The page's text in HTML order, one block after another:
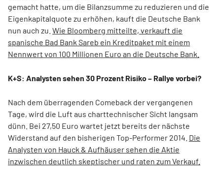
gemacht hatte, um die Bilanzsumme zu reduzieren und die
Eigenkapitalquote zu erhöhen, kauft die Deutsche Bank
nun auch zu. Wie Bloomberg mitteilte, verkauft die
spanische Bad Bank Sareb ein Kreditpaket mit einem
Nennwert von 100 Millionen Euro an die Deutsche Bank.
K+S: Analysten sehen 30 Prozent Risiko – Rallye vorbei?
Nach dem überragenden Comeback der vergangenen
Tage, wird die Luft aus charttechnischer Sicht langsam
dünn. Bei 27,50 Euro wartet jetzt bereits der nächste
Widerstand auf den bisherigen Top-Performer 2014. Die
Analysten von Hauck & Aufhäuser sehen die Aktie
inzwischen deutlich skeptischer und raten zum Verkauf.